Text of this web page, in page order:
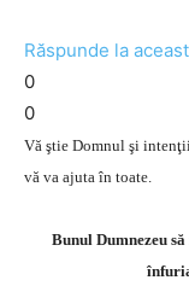
Răspunde la
0
0
Vă ştie Domnul şi
vă va ajuta în toate.
Bunul Dumnezeu